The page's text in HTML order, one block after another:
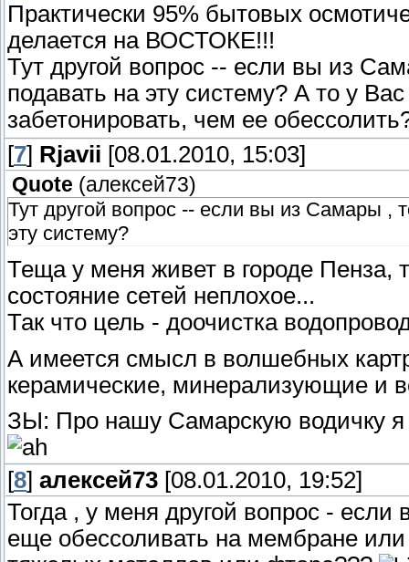
Практически 95% бытовых
делается на ВОСТОКЕ!!!
Тут другой вопрос -- если вы из
подавать на эту систему? А то у
забетонировать, чем ее
[7] Rjavii [08.01.2010, 15:03]
Quote (алексей73)
Тут другой вопрос -- если вы из Самары ,
эту систему?
Теща у меня живет в городе Пенза,
состояние сетей неплохое...
Так что цель - доочистка
А имеется смысл в волшебных
керамические, минерализующие и
ЗЫ: Про нашу Самарскую водичку я
[8] алексей73 [08.01.2010, 19:52]
Тогда , у меня другой вопрос - если
еще обессоливать на мембране